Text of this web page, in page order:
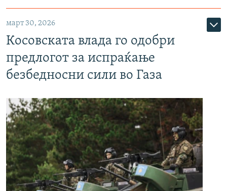
март 30, 2026
Косовската влада го одобри
предлогот за испраќање
безбедносни сили во Газа